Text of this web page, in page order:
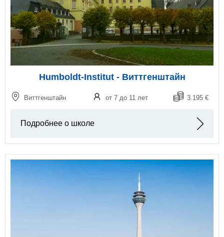
Humboldt-Institut - Виттгенштайн
Виттгенштайн от 7 до 11 лет 3.195 €
Подробнее о школе